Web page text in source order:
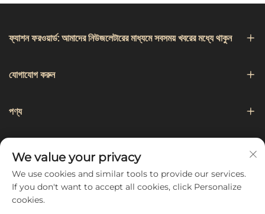
ফ্যাশন ফরওয়ার্ড: আমাদের নিউজলেটারের মাধ্যমে সবসময় খবরের মধ্যে থাকুন
যোগাযোগ করুন
পণ্য
আমাদের অনুসরণ করুন
We value your privacy
We use cookies and similar tools to provide our services.
If you don't want to accept all cookies, click Personalize
cookies.